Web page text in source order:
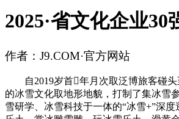
2025·省文化企业30
作者：J9.COM·官方网站
自2019岁首年月次取泛博旅客碰头
的冰雪文化取地形地貌，打制了集冰雪
雪研学、冰雪科技于一体的“冰雪+”深